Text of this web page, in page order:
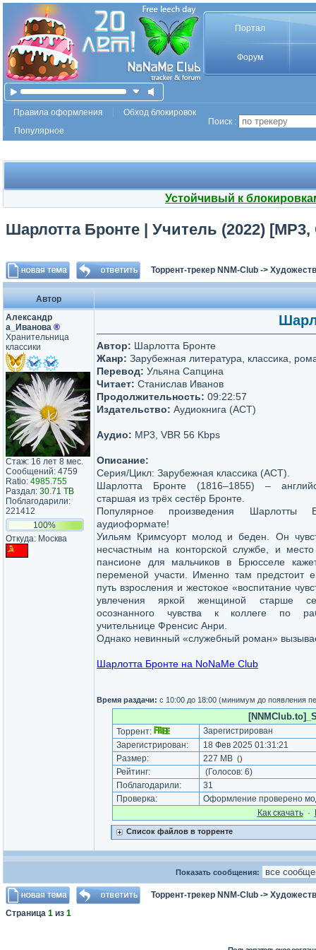
Портал
Форум
Правила оформления
Обход блокировок
Популярное
Поиск :
Устойчивый к
Шарлотта Бронте | Учитель (2022)
Торрент-трекер NNM-Club ->
Автор
Александр​
а_Иванова​ ®
Хранительница
классики
Стаж: 16 лет 8 мес.
Сообщений: 4759
Ratio: 4985.755
Раздал: 30.71 TB
Поблагодарили:
221412
100%
Откуда: Москва
Автор: Шарлотта Бронте
Жанр: Зарубежная литература, классика,
Перевод: Ульяна Сапцина
Читает: Станислав Иванов
Продолжительность: 09:22:57
Издательство: Аудиокнига (АСТ)
Аудио: MP3, VBR 56 Kbps
Описание:
Серия/Цикл: Зарубежная классика (АСТ).
Шарлотта Бронте (1816–1855) –
старшая из трёх сестёр Бронте.
Популярное произведения Шарлотты
аудиоформате!
Уильям Кримсуорт молод и беден. Он
несчастным на конторской службе, и
пансионе для мальчиков в Брюсселе
переменой участи. Именно там предстоит
путь взросления и жестокое «воспитание
увлечения яркой женщиной старше
осознанного чувства к коллеге по
учительнице Френсис Анри.
Однако невинный «служебный роман»
Шарлотта Бронте на NoNaMe Club
Время раздачи: с 10:00 до 18:00 (минимум до появления
Торрент:
Зарегистрирован
Зарегистрирован:
18 Фев 2025 01:31:21
Размер:
227 MB ()
Рейтинг: (Голосов: 6)
Поблагодарили:
31
Проверка:
Оформление проверено
Как cкачать·
Список файлов в торренте
Показать сообщения:
Торрент-трекер NNM-Club ->
Страница 1 из 1